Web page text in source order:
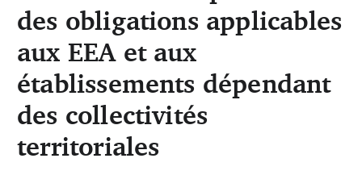
des obligations applicables
aux EEA et aux
établissements dépendant
des collectivités
territoriales